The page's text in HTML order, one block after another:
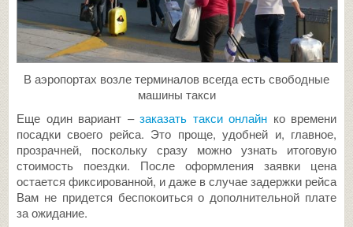
В аэропортах возле терминалов всегда есть свободные
машины такси
Еще один вариант – заказать такси онлайн ко времени
посадки своего рейса. Это проще, удобней и, главное,
прозрачней, поскольку сразу можно узнать итоговую
стоимость поездки. После оформления заявки цена
остается фиксированной, и даже в случае задержки рейса
Вам не придется беспокоиться о дополнительной плате
за ожидание.